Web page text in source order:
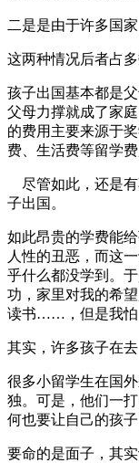
二是是由于许多国
这两种情况后者占多
孩子出国基本都是
父母力撑就成了家
的费用主要来源于
费、生活费等留学
尽管如此，还是有
子出国。
如此昂贵的学费能
人性的丑恶，而这
乎什么都没学到。
功，家里对我的希
读书……，但是我怕
其实，许多孩子在
很多小留学生在国
独。可是，他们一
何也要让自己的孩子
要命的是面子，其